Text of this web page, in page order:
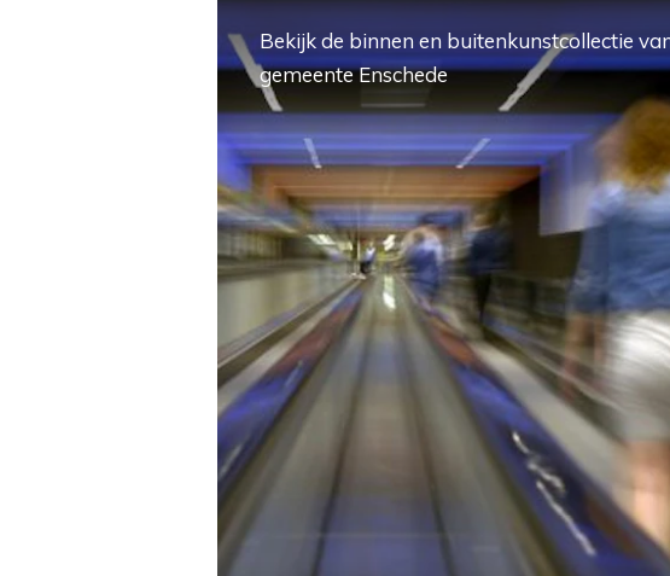
Bekijk de binnen en buitenkunstcollectie
gemeente Enschede